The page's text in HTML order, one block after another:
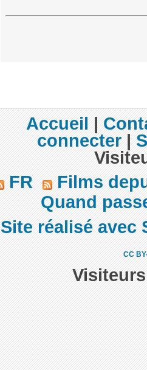
Accueil|
connecter|
FR
Films
Quand
Site réalisé avec
CC